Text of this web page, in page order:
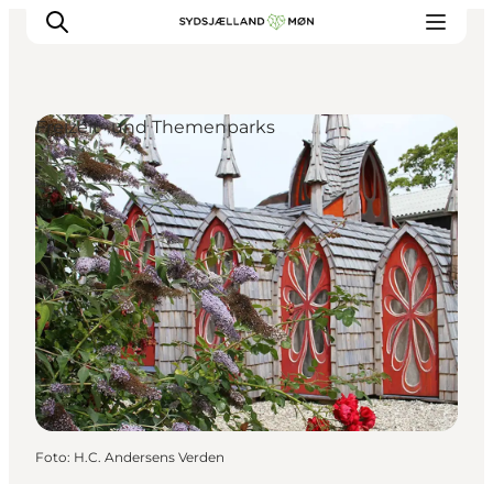
Erleben
Städte und Orte
Events
Essen
Unterkunft
Reise planen
Freizeit- und Themenparks
Foto: H.C. Andersens Verden